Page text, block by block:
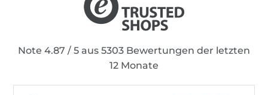
Note 4.87 / 5 aus 5303 Bewertungen der letzten
12 Monate